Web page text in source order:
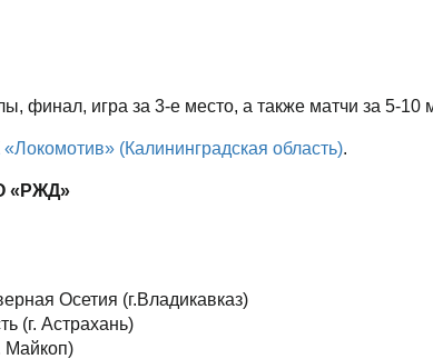
финал, игра за 3-е место, а также матчи за 5-10
«Локомотив» (Калининградская область).
«РЖД»
Осетия (г.Владикавказ)
(г. Астрахань)
Майкоп)